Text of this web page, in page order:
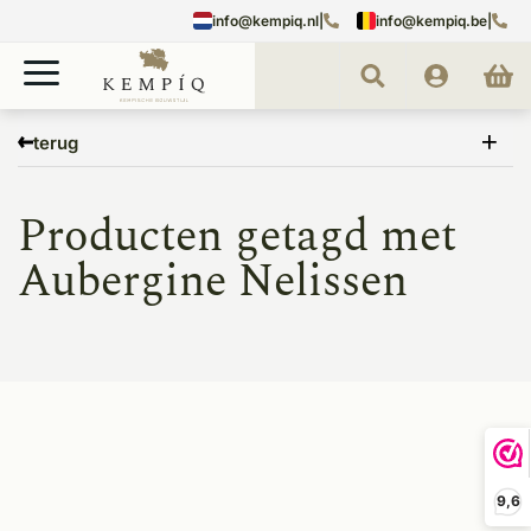
9,6
info@kempiq.nl info@kempiq.be
terug
Aubergine Nelissen
Producten getagd met
Aubergine Nelissen